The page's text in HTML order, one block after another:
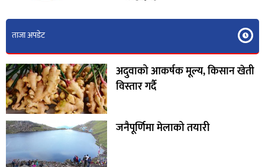
ताजा अपडेट
अदुवाको आकर्षक मूल्य, किसान खेती
विस्तार गर्दै
जनैपूर्णिमा मेलाको तयारी